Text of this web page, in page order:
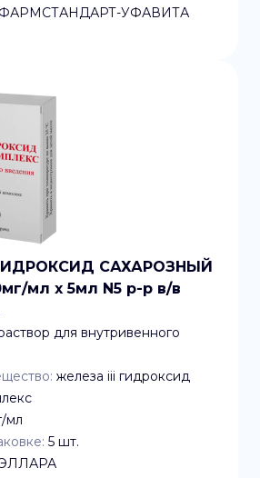
ФАРМСТАНДАРТ-УФАВИТА
САХАРОЗНЫЙ
мл x 5мл N5 р-р в/в
для внутривенного
железа iii гидроксид
мл
5 шт.